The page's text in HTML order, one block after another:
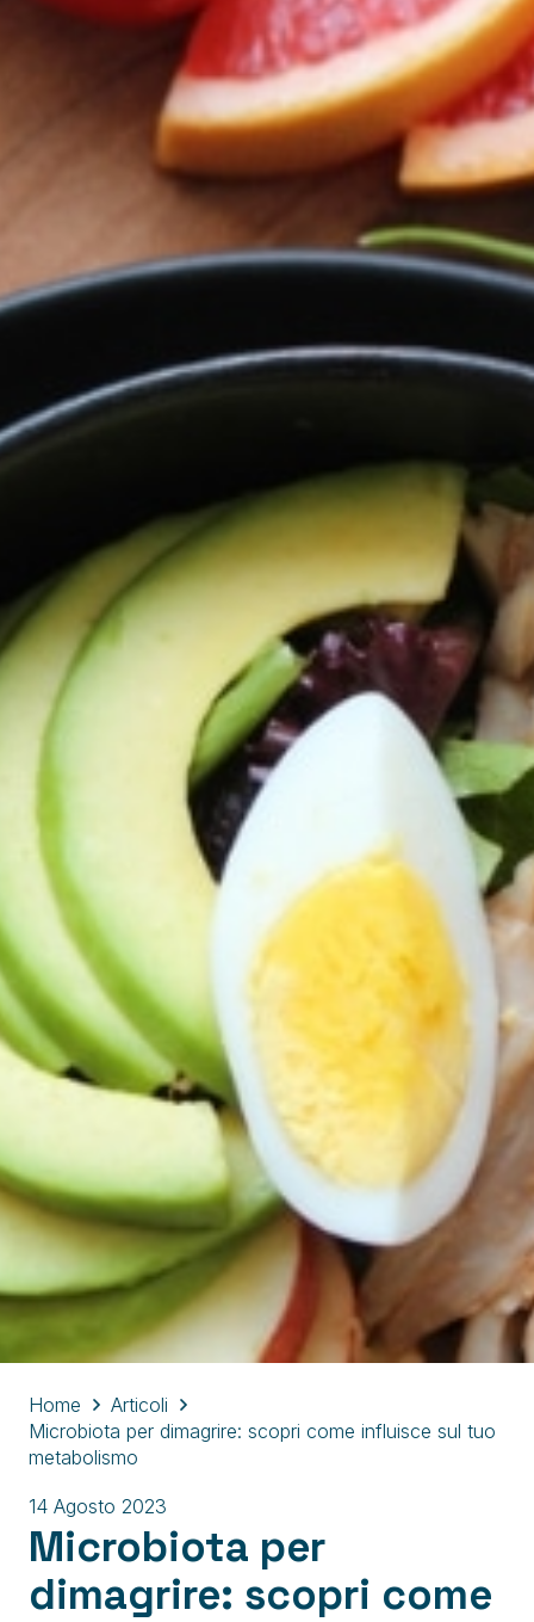
Home
Articoli
Microbiota per dimagrire: scopri come influisce sul tuo
metabolismo
14 Agosto 2023
Microbiota per
dimagrire: scopri come